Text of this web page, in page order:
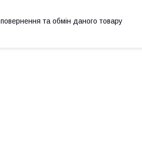
та обмін даного товару